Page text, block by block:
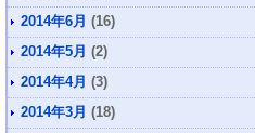
2014年6月 (16)
2014年5月 (2)
2014年4月 (3)
2014年3月 (18)